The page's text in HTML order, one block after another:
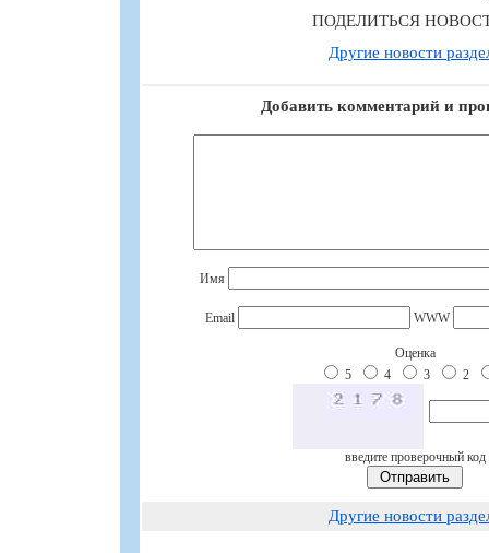
ПОДЕЛИТЬСЯ
Другие новости
Добавить комментарий и
Имя
Email WWW
Оценка
5
4 3 2
введите проверочный код
Другие новости